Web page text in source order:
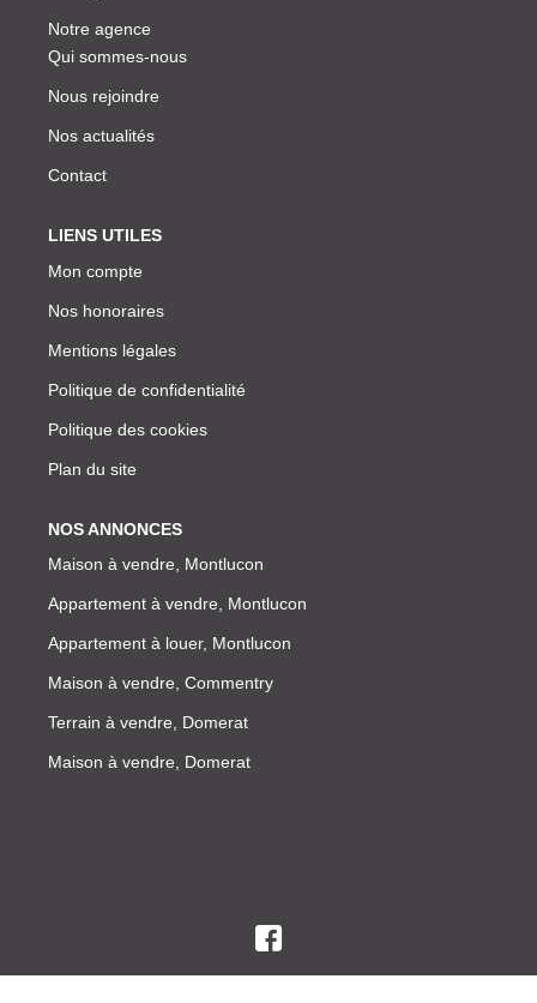
Notre agence
Qui sommes-nous
Nous rejoindre
Nos actualités
Contact
LIENS UTILES
Mon compte
Nos honoraires
Mentions légales
Politique de confidentialité
Politique des cookies
Plan du site
NOS ANNONCES
Maison à vendre, Montlucon
Appartement à vendre, Montlucon
Appartement à louer, Montlucon
Maison à vendre, Commentry
Terrain à vendre, Domerat
Maison à vendre, Domerat